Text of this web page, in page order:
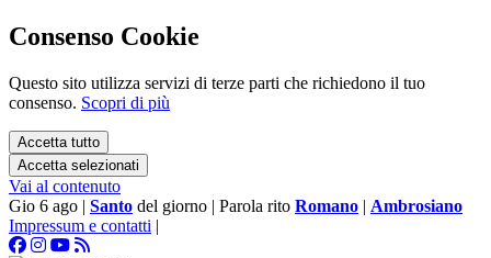
Consenso Cookie
Questo sito utilizza servizi di terze parti che richiedono il tuo
consenso. Scopri di più
Accetta tutto
Accetta selezionati
Vai al contenuto
Gio 6 ago | Santo del giorno | Parola rito Romano | Ambrosiano
Impressum e contatti |